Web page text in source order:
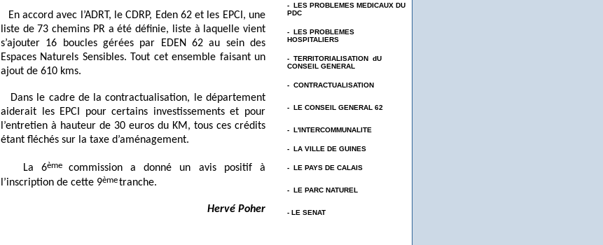
En accord avec l’ADRT, le CDRP, Eden 62 et les EPCI, une
liste de 73 chemins PR a été définie, liste à laquelle vient
s’ajouter 16 boucles gérées par EDEN 62 au sein des
Espaces Naturels Sensibles. Tout cet ensemble faisant un
ajout de 610 kms.
Dans le cadre de la contractualisation, le département
aiderait les EPCI pour certains investissements et pour
l’entretien à hauteur de 30 euros du KM, tous ces crédits
étant fléchés sur la taxe d’aménagement.
La 6ème
commission a donné un avis positif à
l’inscription de cette 9èmetranche.
Hervé Poher
- LES PROBLEMES MEDICAUX DU
PDC
- LES PROBLEMES
HOSPITALIERS
- TERRITORIALISATION dU
CONSEIL GENERAL
- CONTRACTUALISATION
- LE CONSEIL GENERAL 62
- L'INTERCOMMUNALITE
- LA VILLE DE GUINES
- LE PAYS DE CALAIS
- LE PARC NATUREL
- LE SENAT